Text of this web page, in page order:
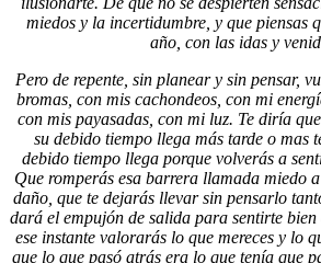
miedos y la incertidumbre, y que piensas
año, con las idas y
Pero de repente, sin planear y sin pensar,
bromas, con mis cachondeos, con mi
con mis payasadas, con mi luz. Te diría
su debido tiempo llega más tarde o mas
debido tiempo llega porque volverás a
Que romperás esa barrera llamada miedo
daño, que te dejarás llevar sin pensarlo
dará el empujón de salida para sentirte
ese instante valorarás lo que mereces y lo
que lo que pasó atrás era lo que tenía que